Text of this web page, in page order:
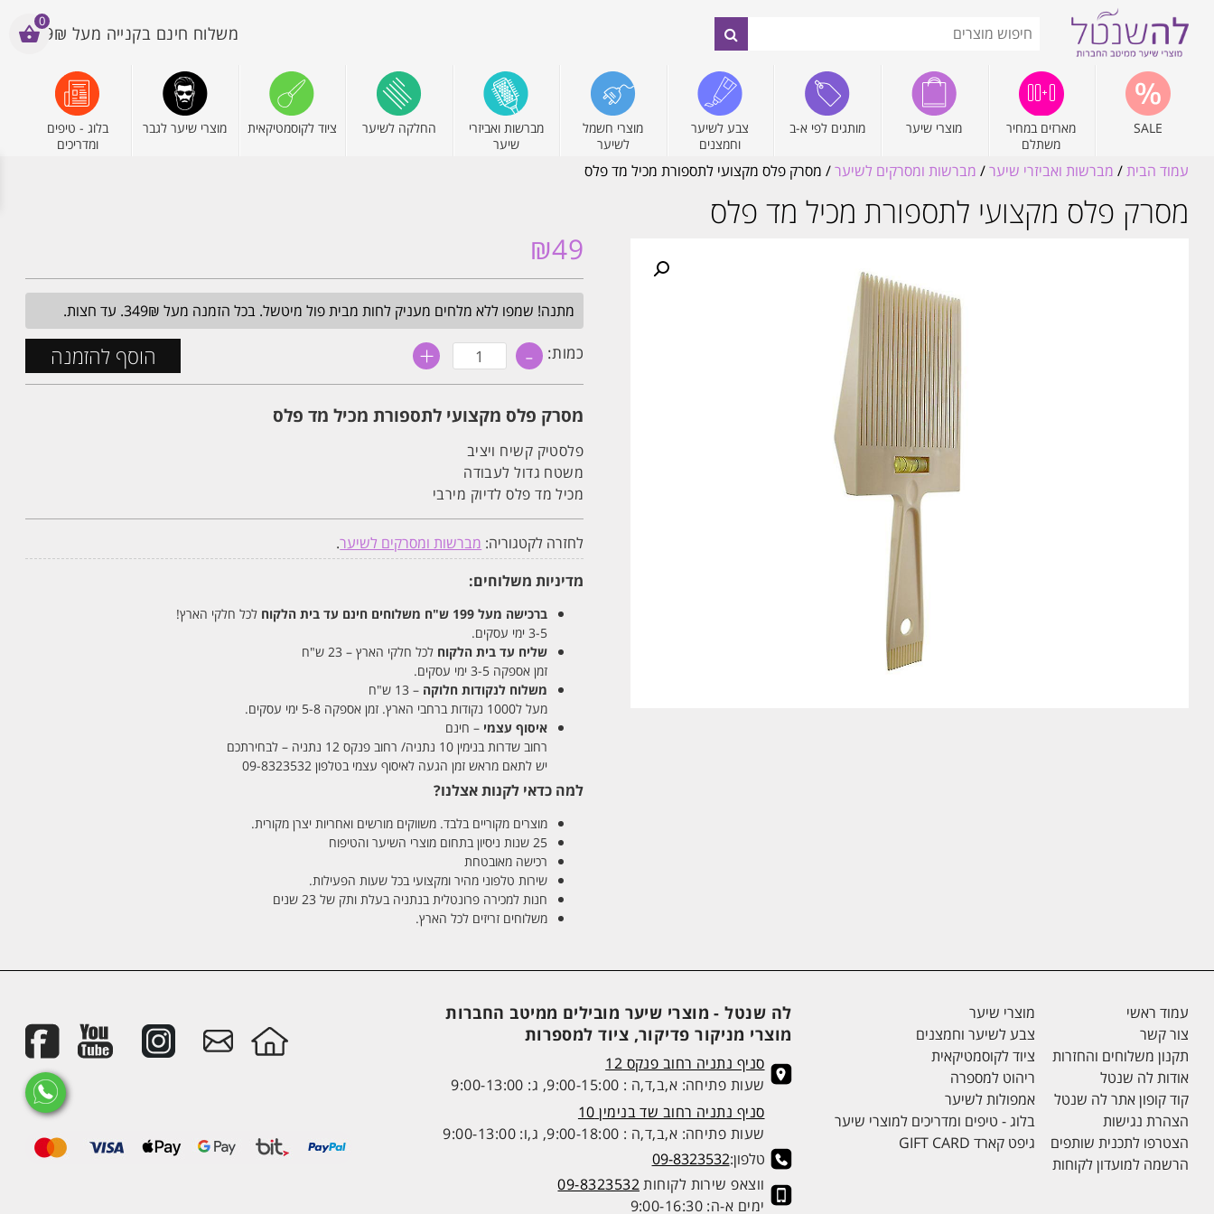
משלוח חינם בקנייה מעל 199₪
SALE
מארזים במחיר
משתלם
מוצרי שיער מותגים לפי א-ב
צבע לשיער
וחמצנים
מוצרי חשמל
לשיער
מברשות ואביזרי
שיער
החלקה לשיער ציוד לקוסמטיקאית מוצרי שיער לגבר
בלוג - טיפים
ומדריכים
עמוד הבית/ מברשות ואביזרי שיער/ מברשות ומסרקים לשיער/ מסרק פלס מקצועי לתספורת מכיל מד פלס
מסרק פלס מקצועי לתספורת מכיל מד פלס
₪49
מתנה! שמפו ללא מלחים מעניק לחות מבית פול מיטשל. בכל הזמנה מעל 349₪. עד חצות.
כמות: - כמות
של
מקצועי
לתספורת
מד
פלס
+ הוסף להזמנה
מסרק פלס מקצועי לתספורת מכיל מד פלס
פלסטיק קשיח ויציב
משטח גדול לעבודה
מכיל מד פלס לדיוק מירבי
לחזרה לקטגוריה: מברשות ומסרקים לשיער.
מדיניות משלוחים:
ברכישה מעל 199 ש"ח משלוחים חינם עד בית הלקוח לכל חלקי הארץ!
3-5 ימי עסקים.
שליח עד בית הלקוח לכל חלקי הארץ – 23 ש"ח
זמן אספקה 3-5 ימי עסקים.
משלוח לנקודות חלוקה – 13 ש"ח
מעל ל1000 נקודות ברחבי הארץ. זמן אספקה 5-8 ימי עסקים.
איסוף עצמי – חינם
רחוב שדרות בנימין 10 נתניה/ רחוב פנקס 12 נתניה – לבחירתכם
יש לתאם מראש זמן הגעה לאיסוף עצמי בטלפון 09-8323532
למה כדאי לקנות אצלנו?
מוצרים מקוריים בלבד. משווקים מורשים ואחריות יצרן מקורית.
25 שנות ניסיון בתחום מוצרי השיער והטיפוח
רכישה מאובטחת
שירות טלפוני מהיר ומקצועי בכל שעות הפעילות.
חנות למכירה פרונטלית בנתניה בעלת ותק של 23 שנים
משלוחים זריזים לכל הארץ.
עמוד ראשי
צור קשר
תקנון משלוחים והחזרות
אודות לה שנטל
קוד קופון אתר לה שנטל
הצהרת נגישות
הצטרפו לתכנית שותפים
הרשמה למועדון לקוחות
מוצרי שיער
צבע לשיער וחמצנים
ציוד לקוסמטיקאית
ריהוט למספרה
אמפולות לשיער
בלוג - טיפים ומדריכים למוצרי שיער
גיפט קארד GIFT CARD
לה שנטל - מוצרי שיער מובילים ממיטב החברות
מוצרי מניקור פדיקור, ציוד למספרות
סניף נתניה רחוב פנקס 12
שעות פתיחה: א,ב,ד,ה : 9:00-15:00, ג: 9:00-13:00
סניף נתניה רחוב שד בנימין 10
שעות פתיחה: א,ב,ד,ה : 9:00-18:00, ג,ו: 9:00-13:00
טלפון:09-8323532
ווצאפ שירות לקוחות09-8323532
ימים א-ה: 9:00-16:30
0